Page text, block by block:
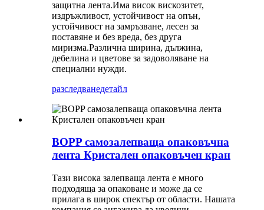
защитна лента.Има висок вискозитет,
издръжливост, устойчивост на опън,
устойчивост на замръзване, лесен за
поставяне и без вреда, без друга
миризма.Различна ширина, дължина,
дебелина и цветове за задоволяване на
специални нужди.
разследванедетайл
BOPP самозалепваща опаковъчна
лента Кристален опаковъчен кран
Тази висока залепваща лента е много
подходяща за опаковане и може да се
прилага в широк спектър от области. Нашата